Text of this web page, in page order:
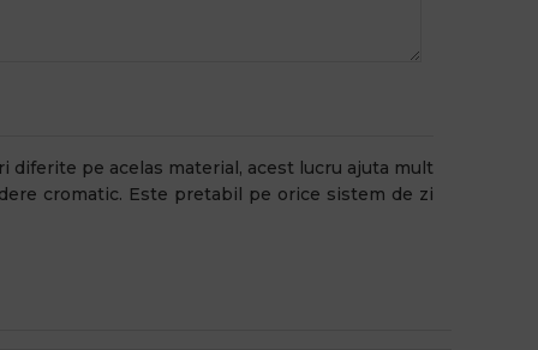
pe acelas material, acest lucru ajuta mult
cromatic. Este pretabil pe orice sistem de zi